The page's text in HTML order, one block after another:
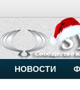
Внимание,
Основное
Чип-
НОВОСТИ